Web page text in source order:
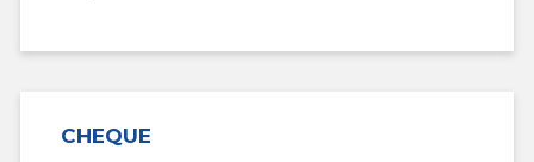
CHEQUE